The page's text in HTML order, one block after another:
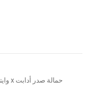
حمالة صدر أدابت x وايتني رياضية برباط حول الرقبة ونقشة نقاط